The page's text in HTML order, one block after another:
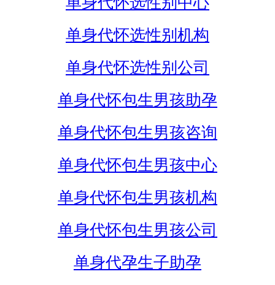
单身代怀选性别机构
单身代怀选性别公司
单身代怀包生男孩助孕
单身代怀包生男孩咨询
单身代怀包生男孩中心
单身代怀包生男孩机构
单身代怀包生男孩公司
单身代孕生子助孕